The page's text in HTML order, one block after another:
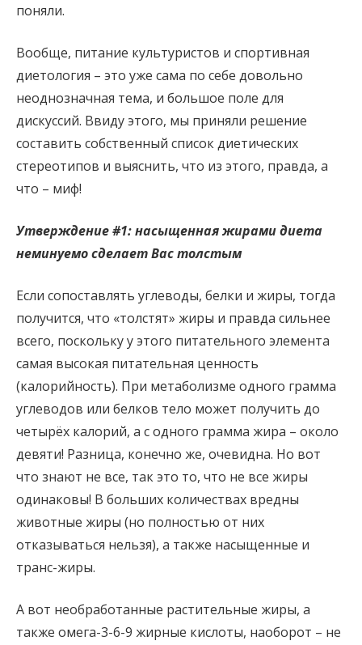
поняли.
Вообще, питание культуристов и спортивная
диетология – это уже сама по себе довольно
неоднозначная тема, и большое поле для
дискуссий. Ввиду этого, мы приняли решение
составить собственный список диетических
стереотипов и выяснить, что из этого, правда, а
что – миф!
Утверждение #1: насыщенная жирами диета
неминуемо сделает Вас толстым
Если сопоставлять углеводы, белки и жиры, тогда
получится, что «толстят» жиры и правда сильнее
всего, поскольку у этого питательного элемента
самая высокая питательная ценность
(калорийность). При метаболизме одного грамма
углеводов или белков тело может получить до
четырёх калорий, а с одного грамма жира – около
девяти! Разница, конечно же, очевидна. Но вот
что знают не все, так это то, что не все жиры
одинаковы! В больших количествах вредны
животные жиры (но полностью от них
отказываться нельзя), а также насыщенные и
транс-жиры.
А вот необработанные растительные жиры, а
также омега-3-6-9 жирные кислоты, наоборот – не